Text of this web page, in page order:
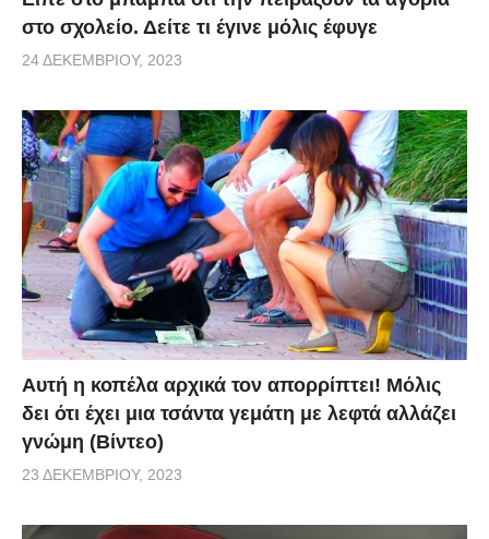
στο σχολείο. Δείτε τι έγινε μόλις έφυγε
24 ΔΕΚΕΜΒΡΊΟΥ, 2023
Αυτή η κοπέλα αρχικά τον απορρίπτει! Μόλις
δει ότι έχει μια τσάντα γεμάτη με λεφτά αλλάζει
γνώμη (Βίντεο)
23 ΔΕΚΕΜΒΡΊΟΥ, 2023